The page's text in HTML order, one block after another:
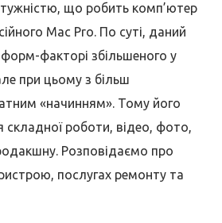
що робить комп’ютер
Mac Pro. По суті, даний
факторі збільшеного у
при цьому з більш
«начинням». Тому його
роботи, відео, фото,
Розповідаємо про
послугах ремонту та